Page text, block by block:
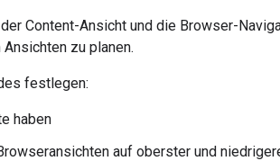
der Content-Ansicht und die Browser-
Ansichten zu planen.
festlegen:
haben
auf oberster und